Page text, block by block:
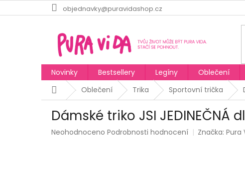
na
objednavky@puravidashop.cz
Novinky Bestsellery Legíny Oblečení
DomůOblečení Trika Sportovní trička
Dámské triko JSI JEDINEČNÁ
Průměrné
Neohodnoceno Podrobnosti hodnocení Značka:Pura